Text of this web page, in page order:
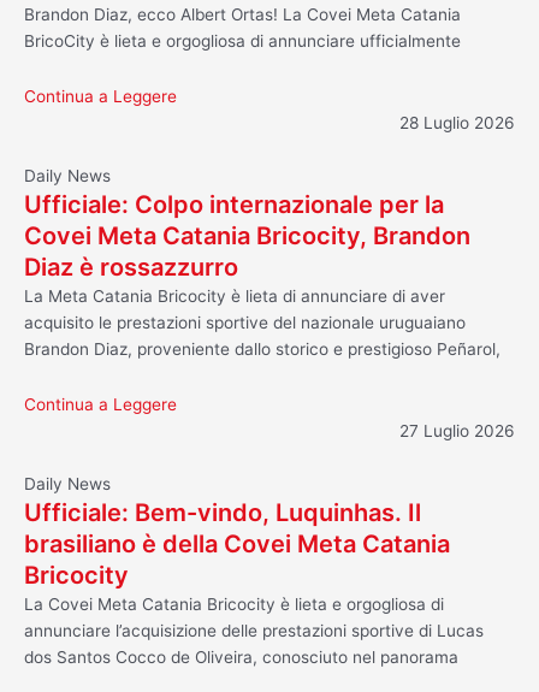
Brandon Diaz, ecco Albert Ortas! La Covei Meta Catania
BricoCity è lieta e orgogliosa di annunciare ufficialmente
Continua a Leggere
28 Luglio 2026
Daily News
Ufficiale: Colpo internazionale per la
Covei Meta Catania Bricocity, Brandon
Diaz è rossazzurro
La Meta Catania Bricocity è lieta di annunciare di aver
acquisito le prestazioni sportive del nazionale uruguaiano
Brandon Diaz, proveniente dallo storico e prestigioso Peñarol,
Continua a Leggere
27 Luglio 2026
Daily News
Ufficiale: Bem-vindo, Luquinhas. Il
brasiliano è della Covei Meta Catania
Bricocity
La Covei Meta Catania Bricocity è lieta e orgogliosa di
annunciare l’acquisizione delle prestazioni sportive di Lucas
dos Santos Cocco de Oliveira, conosciuto nel panorama